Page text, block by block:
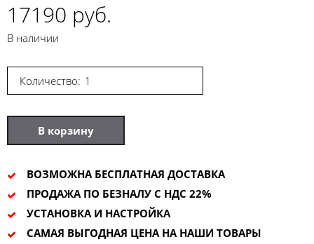
17190 руб.
В наличии
Количество:
В корзину
ВОЗМОЖНА БЕСПЛАТНАЯ ДОСТАВКА
ПРОДАЖА ПО БЕЗНАЛУ С НДС 22%
УСТАНОВКА И НАСТРОЙКА
САМАЯ ВЫГОДНАЯ ЦЕНА НА НАШИ ТОВАРЫ